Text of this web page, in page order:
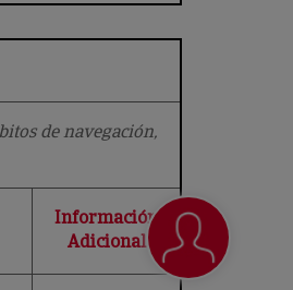
de navegación,
Información
Adicional